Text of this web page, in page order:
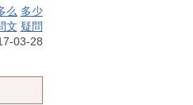
么 多少
文 疑問
03-28